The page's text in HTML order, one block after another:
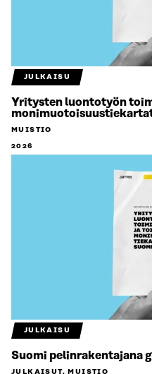
JULKAISU
Yritysten luontotyön
MUISTIO
2026
JULKAISU
Suomi pelinrakentajana
JULKAISUT, MUISTIO